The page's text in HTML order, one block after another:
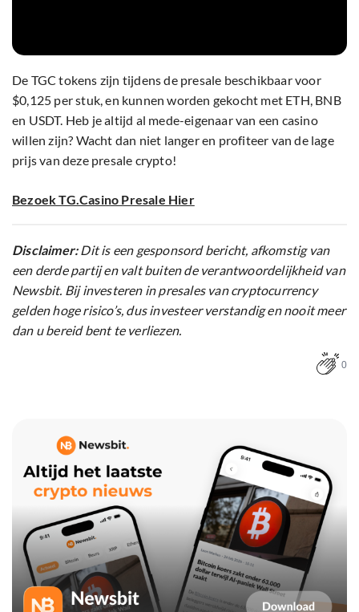
De TGC tokens zijn tijdens de presale beschikbaar voor
$0,125 per stuk, en kunnen worden gekocht met ETH, BNB
en USDT. Heb je altijd al mede-eigenaar van een casino
willen zijn? Wacht dan niet langer en profiteer van de lage
prijs van deze presale crypto!
Bezoek TG.Casino Presale Hier
Disclaimer:Dit is een gesponsord bericht, afkomstig van
een derde partij en valt buiten de verantwoordelijkheid van
Newsbit. Bij investeren in presales van cryptocurrency
gelden hoge risico’s, dus investeer verstandig en nooit meer
dan u bereid bent te verliezen.
0